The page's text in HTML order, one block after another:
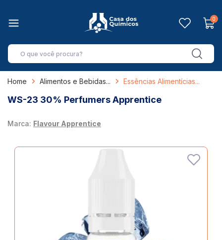
0
Home Alimentos e Bebidas Essências Alimentícias
WS-23 30% Perfumers Apprentice
Marca: Flavour Apprentice